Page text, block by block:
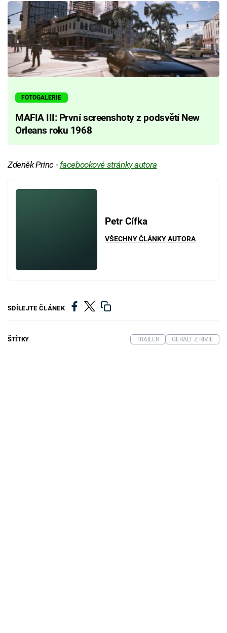
FOTOGALERIE
MAFIA III: První screenshoty z podsvětí New
Orleans roku 1968
Zdeněk Princ - facebookové stránky autora
Petr Cífka
VŠECHNY ČLÁNKY AUTORA
SDÍLEJTE ČLÁNEK
ŠTÍTKY TRAILER GERALT Z RIVIE